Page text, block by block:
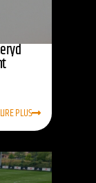
LIRE PLUS